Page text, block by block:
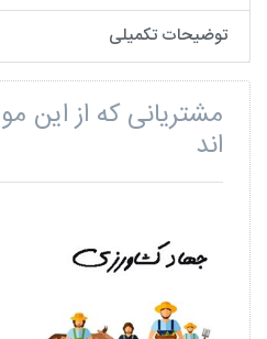
توضیحات تکمیلی
مشتریانی که از این
اند